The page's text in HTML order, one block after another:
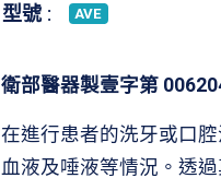
型號 : AVE
衛部醫器製壹字第
在進行患者的洗牙或口
血液及唾液等情況。透